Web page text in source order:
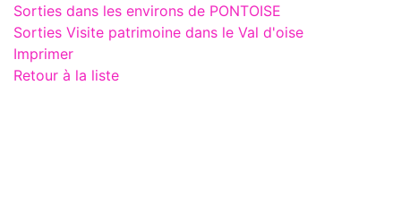
Sorties dans les environs de PONTOISE
Sorties Visite patrimoine dans le Val d'oise
Imprimer
Retour à la liste